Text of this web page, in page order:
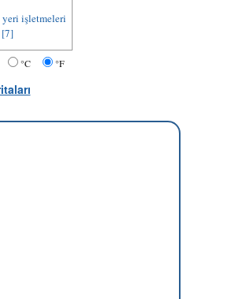
işletmeleri
[7]
°C °F